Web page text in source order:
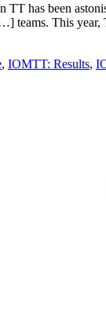
has been
teams. This year,
, IOMTT: Results,